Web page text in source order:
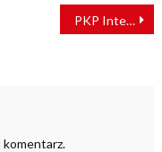
PKP Intercity przyspieszy. Przewoźnik prezentuje nowy rozkład jazdy
komentarz.